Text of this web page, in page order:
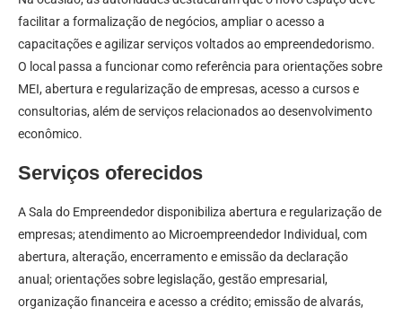
facilitar a formalização de negócios, ampliar o acesso a
capacitações e agilizar serviços voltados ao empreendedorismo.
O local passa a funcionar como referência para orientações sobre
MEI, abertura e regularização de empresas, acesso a cursos e
consultorias, além de serviços relacionados ao desenvolvimento
econômico.
Serviços oferecidos
A Sala do Empreendedor disponibiliza abertura e regularização de
empresas; atendimento ao Microempreendedor Individual, com
abertura, alteração, encerramento e emissão da declaração
anual; orientações sobre legislação, gestão empresarial,
organização financeira e acesso a crédito; emissão de alvarás,